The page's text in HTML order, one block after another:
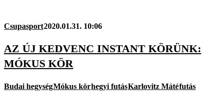
Csupasport2020.01.31. 10:06
AZ ÚJ KEDVENC INSTANT KÖRÜNK:
MÓKUS KÖR
Budai hegységMókus körhegyi futásKarlovitz Mátéfutás